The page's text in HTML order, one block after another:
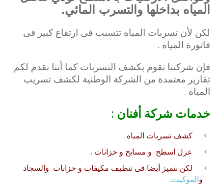
المياه بداخلها والتسرب المائي.
لكن لأن تسربات المياه تتسبب فى ارتفاع كبير فى
فاتورة المياه .
فإن شركتنا تقوم بكشف التسربات كما أننا نقدم لكم
تقارير معتمدة من الشركة الوطنية لكشف تسريب
المياه .
خدمات شركة أفنان :
كشف تسربات المياه .
عزل اسطح و مسابح و خزانات .
لكن نتميز أيضا فى تنظيف مكيفات و خزانات والسجاد
والموكيت.